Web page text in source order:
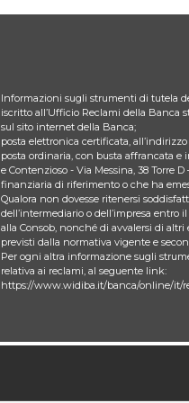
Informazioni sugli strumenti di tutela
iscritto all’Ufficio Reclami della Banca
sul sito internet della Banca;
posta elettronica certificata,
posta ordinaria, con busta affrancata
e Contenzioso - Via Messina, 38 Torre
finanziaria di riferimento o che ha
Qualora non dovesse ritenersi
dell’intermediario o dell’impresa entro
alla Consob, nonché di avvalersi di
previsti dalla normativa vigente e
Per ogni altra informazione sugli
relativa ai reclami, al seguente link:
https://www.widiba.it/banca/online/it/